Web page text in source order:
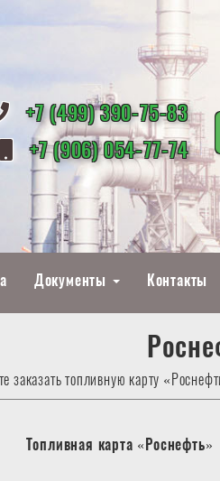
+7 (499) 390-75-83
+7 (906) 054-77-74
Документы Контакты
заказать топливную карту
Топливная карта «Роснефть»